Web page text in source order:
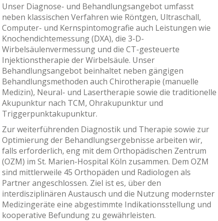
Unser Diagnose- und Behandlungsangebot umfasst
neben klassischen Verfahren wie Röntgen, Ultraschall,
Computer- und Kernspintomografie auch Leistungen wie
Knochendichtemessung (DXA), die 3-D-
Wirbelsäulenvermessung und die CT-gesteuerte
Injektionstherapie der Wirbelsäule. Unser
Behandlungsangebot beinhaltet neben gängigen
Behandlungsmethoden auch Chirotherapie (manuelle
Medizin), Neural- und Lasertherapie sowie die traditionelle
Akupunktur nach TCM, Ohrakupunktur und
Triggerpunktakupunktur.
Zur weiterführenden Diagnostik und Therapie sowie zur
Optimierung der Behandlungsergebnisse arbeiten wir,
falls erforderlich, eng mit dem Orthopädischen Zentrum
(OZM) im St. Marien-Hospital Köln zusammen. Dem OZM
sind mittlerweile 45 Orthopäden und Radiologen als
Partner angeschlossen. Ziel ist es, über den
interdisziplinären Austausch und die Nutzung modernster
Medizingeräte eine abgestimmte Indikationsstellung und
kooperative Befundung zu gewährleisten.